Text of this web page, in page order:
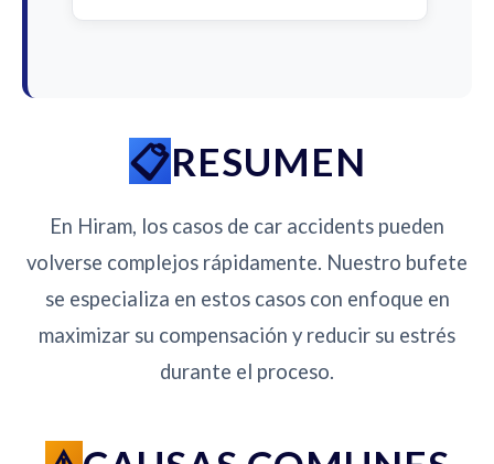
RESUMEN
En Hiram, los casos de car accidents pueden
volverse complejos rápidamente. Nuestro bufete
se especializa en estos casos con enfoque en
maximizar su compensación y reducir su estrés
durante el proceso.